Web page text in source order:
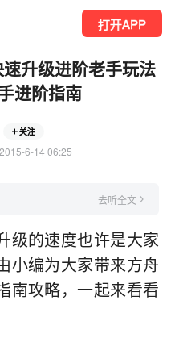
打开APP
速升级进阶老手玩法
进阶指南
关注
2015-6-14 06:25
去听全文
级的速度也许是大家
小编为大家带来方舟
南攻略，一起来看看